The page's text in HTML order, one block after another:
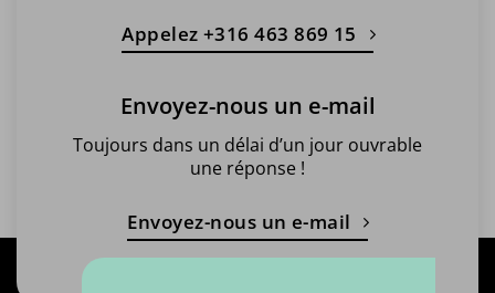
Appelez +316 463 869 15
Envoyez-nous un e-mail
Toujours dans un délai d’un jour ouvrable
une réponse !
Envoyez-nous un e-mail